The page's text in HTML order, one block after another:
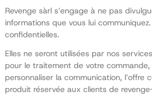
Revenge sàrl s’engage à ne pas
informations que vous lui
confidentielles.
Elles ne seront utilisées par nos
pour le traitement de votre
personnaliser la communication, l’offre
produit réservée aux clients de